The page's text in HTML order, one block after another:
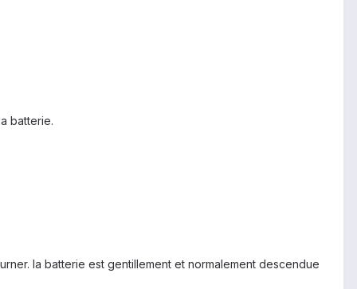
batterie.
la batterie est gentillement et normalement descendue